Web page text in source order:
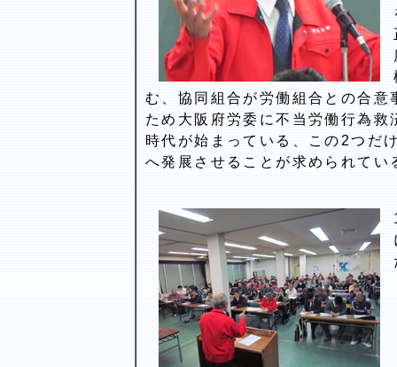
む、協同組合が労働組合との合
ため大阪府労委に不当労働行為
時代が始まっている、この2つだ
へ発展させることが求められてい